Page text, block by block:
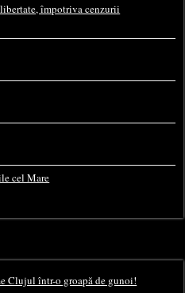
împotriva cenzurii
cel Mare
Clujul într-o groapă de gunoi!